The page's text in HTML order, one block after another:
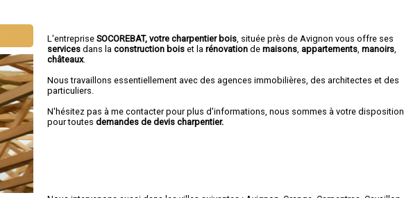
L'entrepriseSOCOREBAT, votre charpentier bois , située près de Avignon vous offre ses
services dans laconstruction bois et larénovation demaisons appartements ,manoirs
châteaux.
Nous travaillons essentiellement avec des agences immobilières, des architectes et des
particuliers.
N'hésitez pas à me contacter pour plus d'informations, nous sommes à votre disposition
pour toutesdemandes de devis charpentier.
Nous intervenons aussi dans les villes suivantes : Avignon Orange Carpentras Cavaillon